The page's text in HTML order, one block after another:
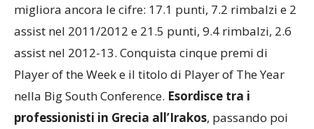
migliora ancora le cifre: 17.1 punti, 7.2 rimbalzi e 2
assist nel 2011/2012 e 21.5 punti, 9.4 rimbalzi, 2.6
assist nel 2012-13. Conquista cinque premi di
Player of the Week e il titolo di Player of The Year
nella Big South Conference. Esordisce tra i
professionisti in Grecia all’Irakos, passando poi